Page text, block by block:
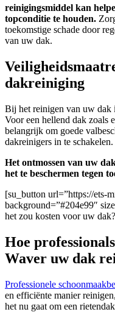
reinigingsmiddel kan
topconditie te houden.
toekomstige schade door
van uw dak.
dakreiniging
Bij het reinigen van uw dak
Voor een hellend dak zoals
belangrijk om goede
dakreinigers in te schakelen.
Het ontmossen van uw
het te beschermen tegen
[su_button url=”https://ets-
background=”#204e99″
het zou kosten voor uw
Hoe
Waver uw dak
Professionele
en efficiënte manier
het nu gaat om een